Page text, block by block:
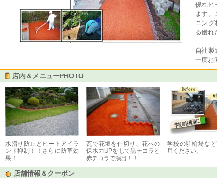
優れヒ
ます。
ニング
る優れ
自社製
一度お
店内＆メニューPHOTO
水溜り防止とヒートアイラ
ンド抑制！！さらに防草効
果！
瓦で花壇を仕切り、花への
保水力UPをして黒テコラと
赤テコラで演出！！
学校の駐輪場な
用ください。
店舗情報＆クーポン